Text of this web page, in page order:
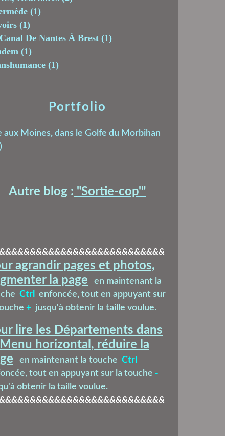
(1)
(1)
De Nantes À Brest (1)
(1)
(1)
Portfolio
aux Moines, dans le Golfe du Morbihan
Autre blog : "Sortie-cop'"
agrandir pages et photos,
la page
en maintenant la
Ctrl
enfoncée, tout en appuyant sur
+ jusqu'à obtenir la taille voulue.
lire les Départements dans
Menu horizontal, réduire la
en maintenant la touche Ctrl
tout en appuyant sur la touche -
obtenir la taille voulue.